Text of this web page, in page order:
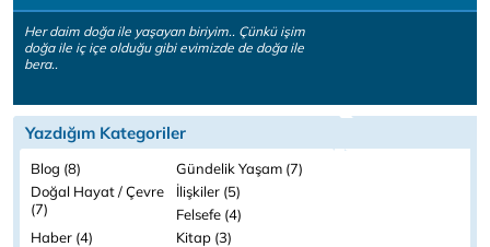
Her daim doğa ile yaşayan biriyim.. Çünkü işim
doğa ile iç içe olduğu gibi evimizde de doğa ile
bera..
Yazdığım Kategoriler
Blog (8)
Gündelik Yaşam (7)
Doğal Hayat / Çevre
(7)
İlişkiler (5)
Felsefe (4)
Haber (4)
Kitap (3)